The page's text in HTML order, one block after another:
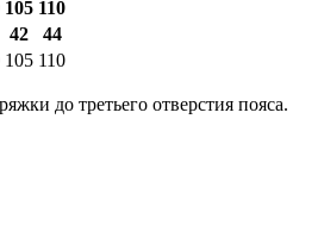
105 110
42
44
105 110
до третьего отверстия пояса.